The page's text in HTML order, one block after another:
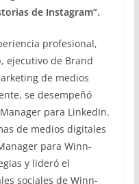
de Instagram”.
profesional,
ejecutivo de Brand
de medios
se desempeñó
para LinkedIn.
de medios digitales
para Winn-
y lideró el
sociales de Winn-